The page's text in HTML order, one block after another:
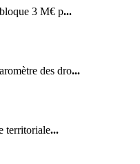
3 M€ p...
des dro...
territoriale...